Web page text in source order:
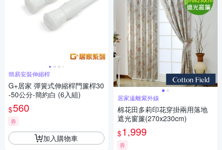
簡易安裝伸縮桿
G+居家 彈簧式伸縮桿門簾桿30
-50公分-簡約白 (6入組)
$560
券
加入購物車
居家遠離紫外線
棉花田多莉印花穿掛兩用落地
遮光窗簾(270x230cm)
$1,999
券